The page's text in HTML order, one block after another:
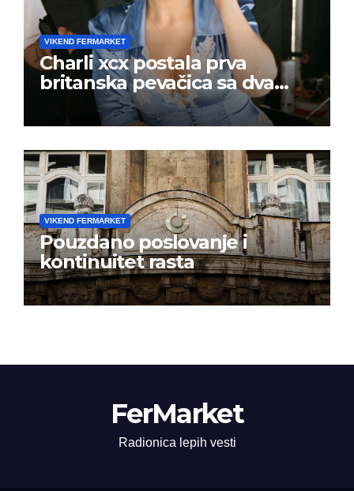
VIKEND FERMARKET
Charli xcx postala prva
britanska pevačica sa dva
albuma na prvom mestu u
istoj kalendarskoj godini
VIKEND FERMARKET
Pouzdano poslovanje i
kontinuitet rasta
FerMarket
Radionica lepih vesti